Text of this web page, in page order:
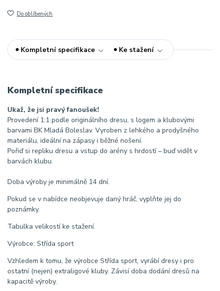
Do oblíbených
Kompletní specifikace Ke stažení
Kompletní specifikace
Ukaž, že jsi pravý fanoušek!
Provedení 1:1 podle originálního dresu, s logem a klubovými
barvami BK Mladá Boleslav. Vyroben z lehkého a prodyšného
materiálu, ideální na zápasy i běžné nošení.
Pořiď si repliku dresu a vstup do arény s hrdostí – buď vidět v
barvách klubu.
Doba výroby je minimálně 14 dní.
Pokud se v nabídce neobjevuje daný hráč, vyplňte jej do
poznámky.
Tabulka velikostí ke stažení.
Výrobce: Střída sport
Vzhledem k tomu, že výrobce Střída sport, vyrábí dresy i pro
ostatní (nejen) extraligové kluby. Závisí doba dodání dresů na
kapacitě výroby.